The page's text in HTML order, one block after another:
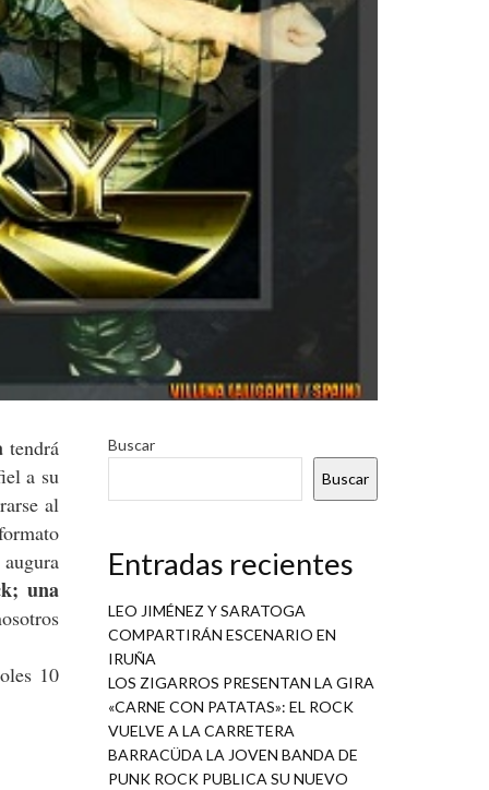
tendrá
a su
al
una
10
Buscar
Buscar
Entradas recientes
LEO JIMÉNEZ Y SARATOGA
COMPARTIRÁN ESCENARIO EN
IRUÑA
LOS ZIGARROS PRESENTAN LA GIRA
«CARNE CON PATATAS»: EL ROCK
VUELVE A LA CARRETERA
BARRACÜDA LA JOVEN BANDA DE
PUNK ROCK PUBLICA SU NUEVO